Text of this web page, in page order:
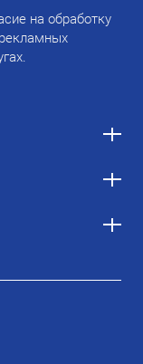
на обработку